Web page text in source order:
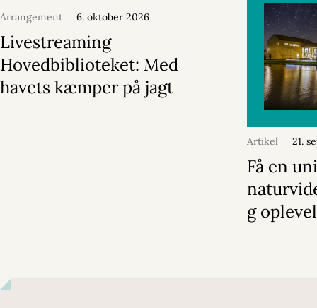
Arrangement 6. oktober 2026
Livestreaming
Hovedbiblioteket: Med
havets kæmper på jagt
Artikel 21.
Få en
g